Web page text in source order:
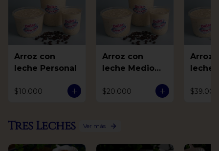
Arroz con
leche Personal
$10.000
Arroz con
leche Medio
$20.000
Arroz
leche
$39.000
Tres Leches Ver más